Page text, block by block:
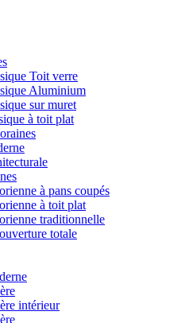
Toit verre
Aluminium
sur muret
à toit plat
à pans coupés
à toit plat
traditionnelle
totale
intérieur